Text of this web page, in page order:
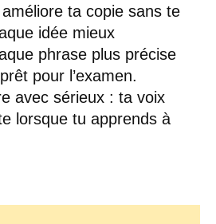
ta copie sans te
idée mieux
phrase plus précise
pour l’examen.
avec sérieux : ta voix
lorsque tu apprends à